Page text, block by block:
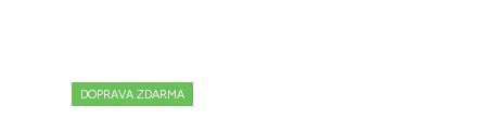
DOPRAVA ZDARMA